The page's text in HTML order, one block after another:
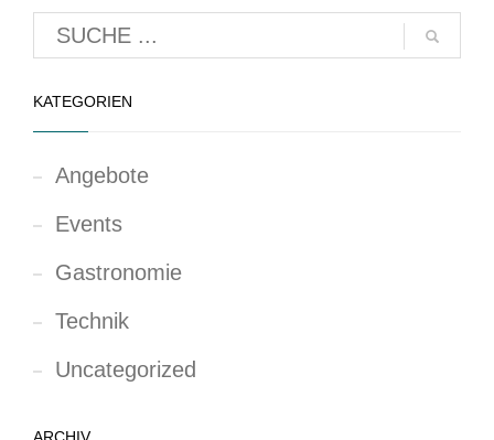
KATEGORIEN
Angebote
Events
Gastronomie
Technik
Uncategorized